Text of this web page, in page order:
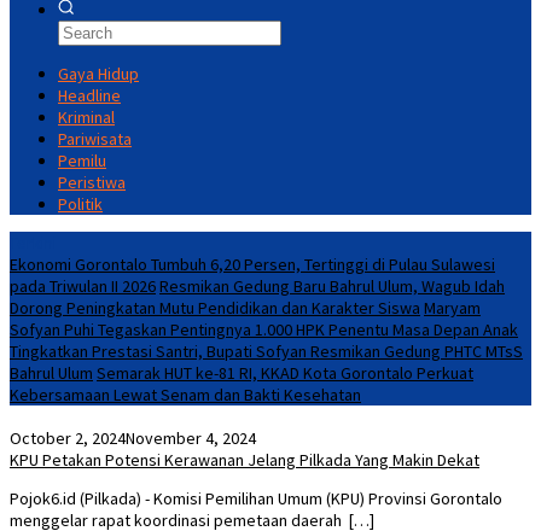
Gaya Hidup
Headline
Kriminal
Pariwisata
Pemilu
Peristiwa
Politik
Ekonomi Gorontalo Tumbuh 6,20 Persen, Tertinggi di Pulau Sulawesi
pada Triwulan II 2026Resmikan Gedung Baru Bahrul Ulum, Wagub Idah
Dorong Peningkatan Mutu Pendidikan dan Karakter Siswa Maryam
Sofyan Puhi Tegaskan Pentingnya 1.000 HPK Penentu Masa Depan Anak
Tingkatkan Prestasi Santri, Bupati Sofyan Resmikan Gedung PHTC MTsS
Bahrul Ulum Semarak HUT ke-81 RI, KKAD Kota Gorontalo Perkuat
Kebersamaan Lewat Senam dan Bakti Kesehatan
October 2, 2024November 4, 2024
KPU Petakan Potensi Kerawanan Jelang Pilkada Yang Makin Dekat
Pojok6.id (Pilkada) - Komisi Pemilihan Umum (KPU) Provinsi Gorontalo
menggelar rapat koordinasi pemetaan daerah […]